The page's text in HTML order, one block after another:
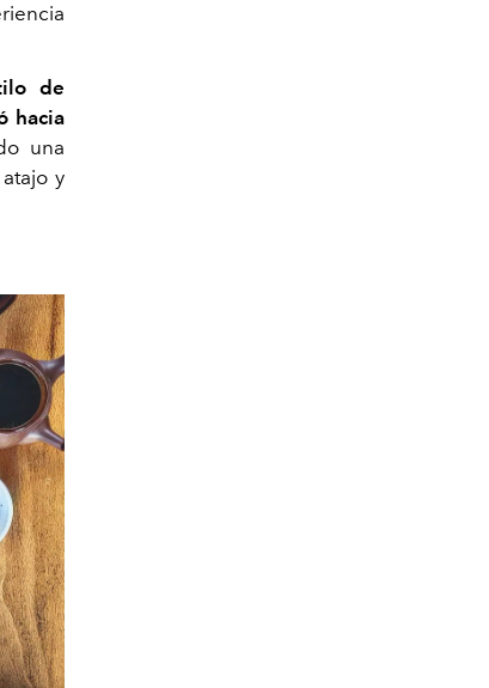
de
hacia
una
y